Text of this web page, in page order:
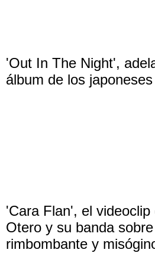
'Out In The Night',
álbum de los
'Cara Flan', el videoclip
Otero y su banda
rimbombante y